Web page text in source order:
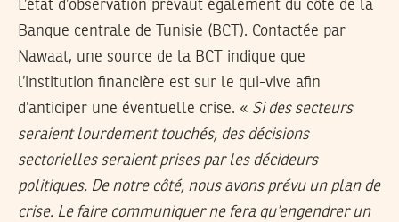
L’état d’observation prévaut également du côté de la
Banque centrale de Tunisie (BCT). Contactée par
Nawaat, une source de la BCT indique que
l’institution financière est sur le qui-vive afin
d’anticiper une éventuelle crise. « Si des secteurs
seraient lourdement touchés, des décisions
sectorielles seraient prises par les décideurs
politiques. De notre côté, nous avons prévu un plan de
crise. Le faire communiquer ne fera qu’engendrer un